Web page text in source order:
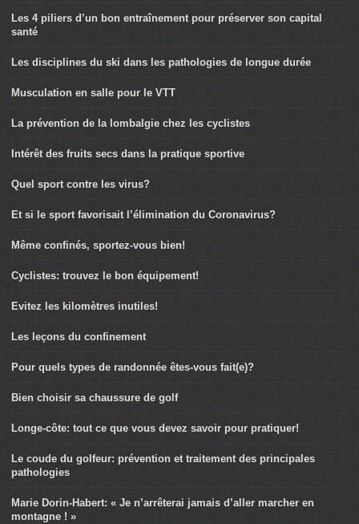
Les 4 piliers d’un bon entraînement pour préserver son capital
santé
Les disciplines du ski dans les pathologies de longue durée
Musculation en salle pour le VTT
La prévention de la lombalgie chez les cyclistes
Intérêt des fruits secs dans la pratique sportive
Quel sport contre les virus?
Et si le sport favorisait l’élimination du Coronavirus?
Même confinés, sportez-vous bien!
Cyclistes: trouvez le bon équipement!
Evitez les kilomètres inutiles!
Les leçons du confinement
Pour quels types de randonnée êtes-vous fait(e)?
Bien choisir sa chaussure de golf
Longe-côte: tout ce que vous devez savoir pour pratiquer!
Le coude du golfeur: prévention et traitement des principales
pathologies
Marie Dorin-Habert: « Je n’arrêterai jamais d’aller marcher en
montagne ! »